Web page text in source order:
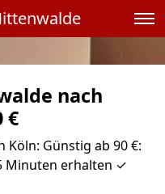
nach
€
Günstig ab 90 €:
Minuten erhalten ✓